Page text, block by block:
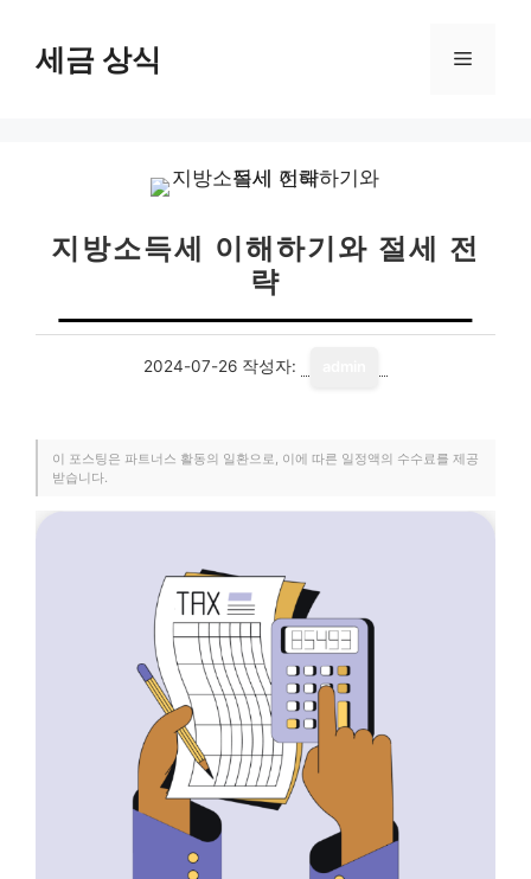
세금 상식 메
지방소득세 이해하기와 절세 전
략
2024-07-26 작성자:
이 포스팅은 파트너스 활동의 일환으로, 이에 따른 일정액의 수수료를 제공
받습니다.